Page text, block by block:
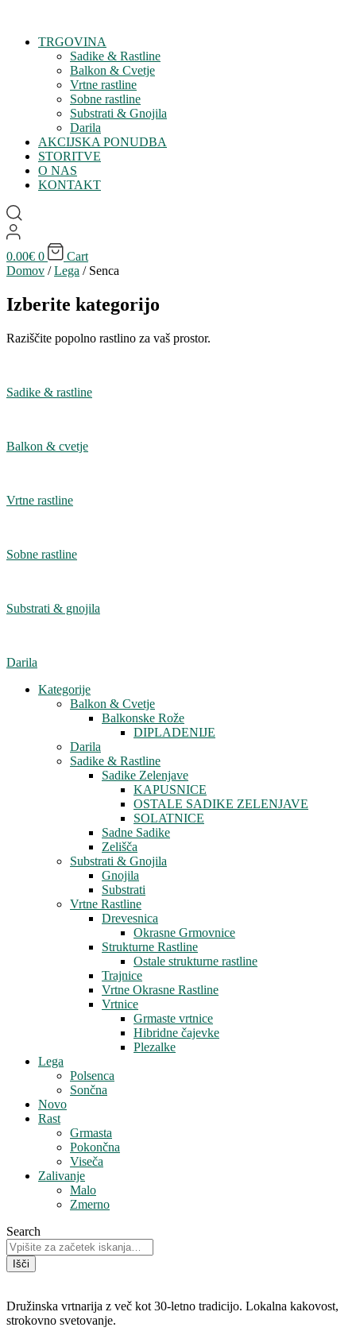
TRGOVINA
Sadike & Rastline
Balkon & Cvetje
Vrtne rastline
Sobne rastline
Substrati & Gnojila
Darila
AKCIJSKA PONUDBA
STORITVE
O NAS
KONTAKT
0.00€ 0
Cart
Domov /Lega / Senca
Izberite kategorijo
Raziščite popolno rastlino za vaš prostor.
Sadike & rastline
Balkon & cvetje
Vrtne rastline
Sobne rastline
Substrati & gnojila
Darila
Kategorije
Balkon & Cvetje
Balkonske Rože
DIPLADENIJE
Darila
Sadike & Rastline
Sadike Zelenjave
KAPUSNICE
OSTALE SADIKE ZELENJAVE
SOLATNICE
Sadne Sadike
Zelišča
Substrati & Gnojila
Gnojila
Substrati
Vrtne Rastline
Drevesnica
Okrasne Grmovnice
Strukturne Rastline
Ostale strukturne rastline
Trajnice
Vrtne Okrasne Rastline
Vrtnice
Grmaste vrtnice
Hibridne čajevke
Plezalke
Lega
Polsenca
Sončna
Novo
Rast
Grmasta
Pokončna
Viseča
Zalivanje
Malo
Zmerno
Search
Išči
Družinska vrtnarija z več kot 30-letno tradicijo. Lokalna kakovost,
strokovno svetovanje.